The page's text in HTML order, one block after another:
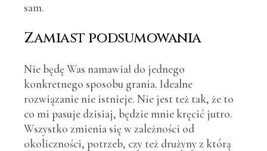
sam.
Zamiast podsumowania
Nie będę Was namawiał do jednego
konkretnego sposobu grania. Idealne
rozwiązanie nie istnieje. Nie jest też tak, że to
co mi pasuje dzisiaj, będzie mnie kręcić jutro.
Wszystko zmienia się w zależności od
okoliczności, potrzeb, czy też drużyny z którą